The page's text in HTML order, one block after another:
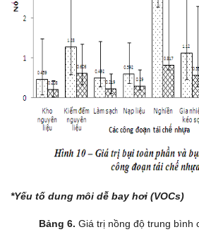
*Yếu tố dung môi dễ bay hơi (VOCs)
Bảng 6. Giá trị nồng độ trung bình